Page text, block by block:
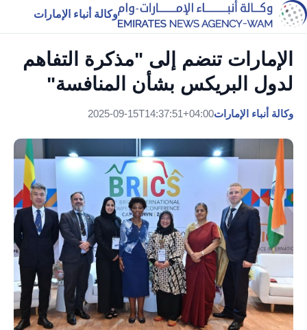
وكالة أنباء الإمارات
الإمارات تنضم إلى "مذكرة التفاهم
لدول البريكس بشأن المنافسة"
وكالة أنباء الإمارات2025-09-15T14:37:51+04:00